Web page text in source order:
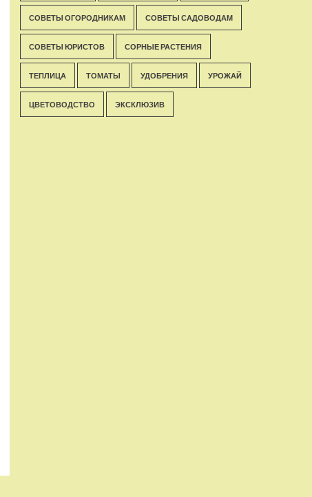
СОВЕТЫ ОГОРОДНИКАМ СОВЕТЫ САДОВОДАМ
СОВЕТЫ ЮРИСТОВ СОРНЫЕ РАСТЕНИЯ
ТЕПЛИЦА ТОМАТЫ УДОБРЕНИЯ УРОЖАЙ
ЦВЕТОВОДСТВО ЭКСКЛЮЗИВ